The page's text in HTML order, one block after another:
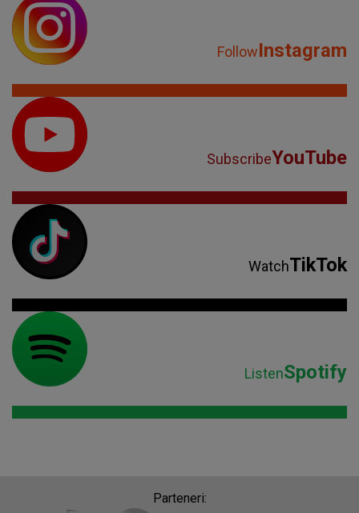
FollowInstagram
SubscribeYouTube
WatchTikTok
ListenSpotify
Parteneri: